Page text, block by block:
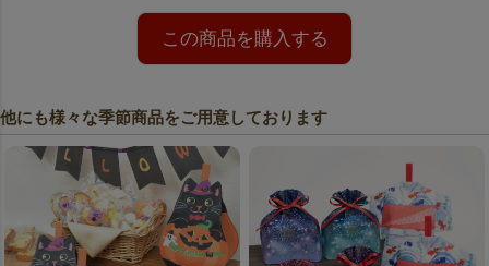
る坊主・カエル・長靴などの梅雨モチーフ入り。
ドット柄のように見える可愛さで、春〜初夏イベントにも活躍し
マチ付きで詰めやすいMサイズ
定して入れられます。
マドレーヌ約8個が入るゆったり容量で、見映えの良いギフトに
仕上がります。
春の贈り物・来場記念・店頭の季節ギフトなど幅広く使える実用
サイズです。
この商品を購入する
他にも様々な季節商品をご用意しております